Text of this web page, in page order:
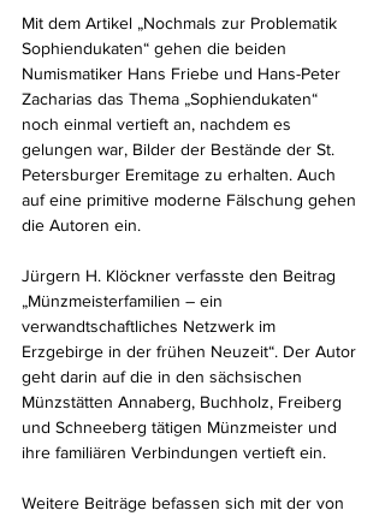
Mit dem Artikel „Nochmals zur Problematik
Sophiendukaten“ gehen die beiden
Numismatiker Hans Friebe und Hans-Peter
Zacharias das Thema „Sophiendukaten“
noch einmal vertieft an, nachdem es
gelungen war, Bilder der Bestände der St.
Petersburger Eremitage zu erhalten. Auch
auf eine primitive moderne Fälschung gehen
die Autoren ein.
Jürgern H. Klöckner verfasste den Beitrag
„Münzmeisterfamilien – ein
verwandtschaftliches Netzwerk im
Erzgebirge in der frühen Neuzeit“. Der Autor
geht darin auf die in den sächsischen
Münzstätten Annaberg, Buchholz, Freiberg
und Schneeberg tätigen Münzmeister und
ihre familiären Verbindungen vertieft ein.
Weitere Beiträge befassen sich mit der von